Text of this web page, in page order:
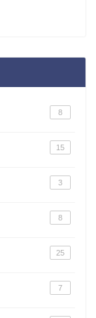
8
15
3
8
25
7